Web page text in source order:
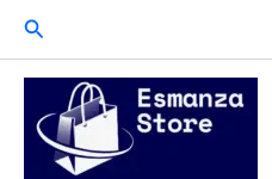
Search